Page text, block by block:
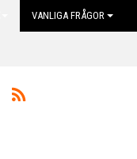
VANLIGA FRÅGOR